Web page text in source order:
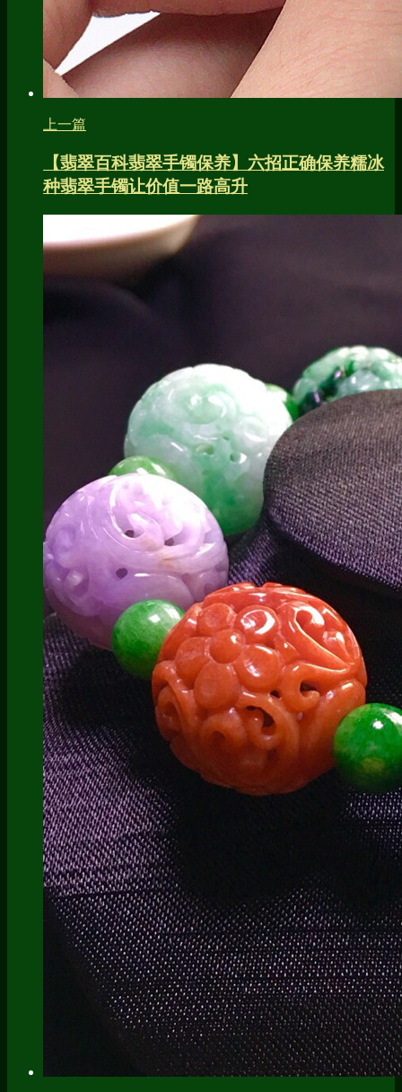
上一篇
【翡翠百科翡翠手镯保养】六招正确保养糯冰
种翡翠手镯让价值一路高升